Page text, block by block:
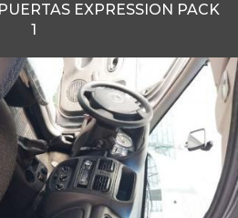
EXPRESSION PACK
1